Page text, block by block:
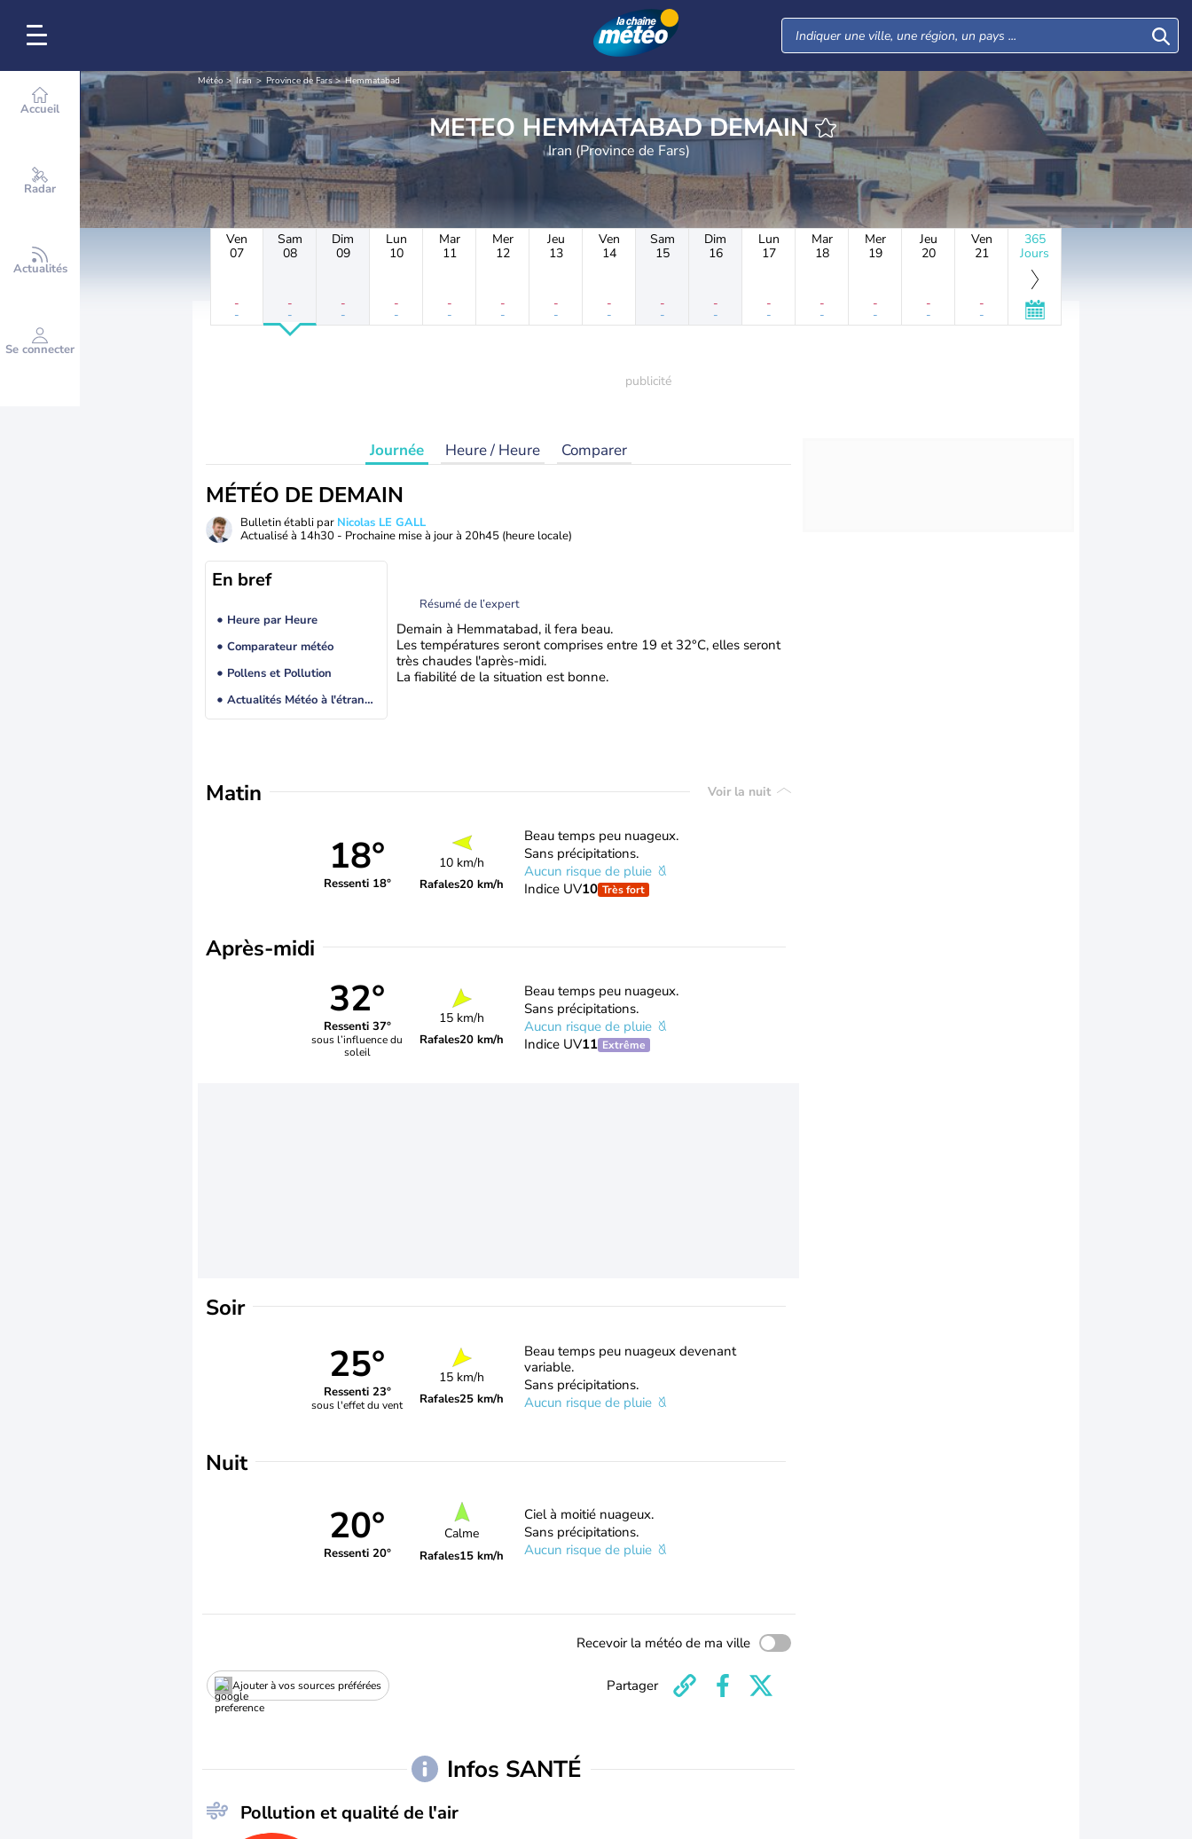
Accueil
Radar
Actualités
Se connecter
Météo Iran Province de Fars Hemmatabad
METEO HEMMATABAD DEMAIN
Iran (Province de Fars)
Ven
07
-
-
Sam
08
-
-
Dim
09
-
-
Lun
10
-
-
Mar
11
-
-
Mer
12
-
-
Jeu
13
-
-
Ven
14
-
-
Sam
15
-
-
Dim
16
-
-
Lun
17
-
-
Mar
18
-
-
Mer
19
-
-
Jeu
20
-
-
Ven
21
-
-
365
Jours
Journée Heure / Heure Comparer
MÉTÉO DE DEMAIN
Bulletin établi par Nicolas LE GALL
Actualisé à 14h30 - Prochaine mise à jour à 20h45 (heure locale)
En bref
Heure par Heure
Comparateur météo
Pollens et Pollution
Actualités Météo à l'étranger
Résumé de l’expert
Demain à Hemmatabad, il fera beau.
Les températures seront comprises entre 19 et 32°C, elles seront
très chaudes l'après-midi.
La fiabilité de la situation est bonne.
Matin Voir la nuit
18°
Ressenti 18°
10 km/h
Rafales20 km/h
Beau temps peu nuageux.
Sans précipitations.
Aucun risque de pluie
Indice UV10 Très fort
Après-midi
32°
Ressenti 37°
sous l’influence du
soleil
15 km/h
Rafales20 km/h
Beau temps peu nuageux.
Sans précipitations.
Aucun risque de pluie
Indice UV11 Extrême
Soir
25°
Ressenti 23°
sous l'effet du vent
15 km/h
Rafales25 km/h
Beau temps peu nuageux devenant
variable.
Sans précipitations.
Aucun risque de pluie
Nuit
20°
Ressenti 20°
Calme
Rafales15 km/h
Ciel à moitié nuageux.
Sans précipitations.
Aucun risque de pluie
Recevoir la météo de ma ville
Ajouter à vos sources préférées Partager
Infos SANTÉ
Pollution et qualité de l'air